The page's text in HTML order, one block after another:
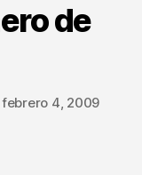
de
febrero 4, 2009